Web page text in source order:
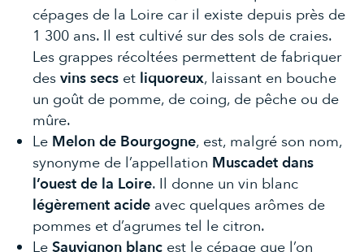
cépages de la Loire car il existe depuis près de
1 300 ans. Il est cultivé sur des sols de craies.
Les grappes récoltées permettent de fabriquer
des vins secs et liquoreux, laissant en bouche
un goût de pomme, de coing, de pêche ou de
mûre.
Le Melon de Bourgogne, est, malgré son nom,
synonyme de l’appellation Muscadet dans
l’ouest de la Loire. Il donne un vin blanc
légèrement acide avec quelques arômes de
pommes et d’agrumes tel le citron.
Le Sauvignon blanc est le cépage que l’on